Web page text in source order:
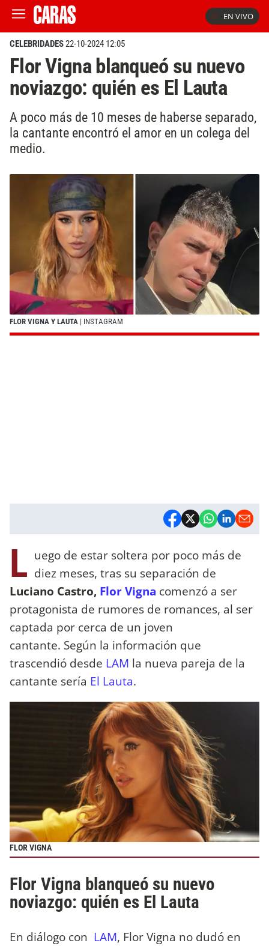
EN VIVO
CELEBRIDADES22-10-2024 12:05
Flor Vigna blanqueó su nuevo
noviazgo: quién es El Lauta
A poco más de 10 meses de haberse separado,
la cantante encontró el amor en un colega del
medio.
FLOR VIGNA Y LAUTA | INSTAGRAM
L uego de estar soltera por poco más de
diez meses, tras su separación de
Luciano Castro, Flor Vigna comenzó a ser
protagonista de rumores de romances, al ser
captada por cerca de un joven
cantante. Según la información que
trascendió desde LAM la nueva pareja de la
cantante sería El Lauta.
FLOR VIGNA
Flor Vigna blanqueó su nuevo
noviazgo: quién es El Lauta
En diálogo con LAM, Flor Vigna no dudó en